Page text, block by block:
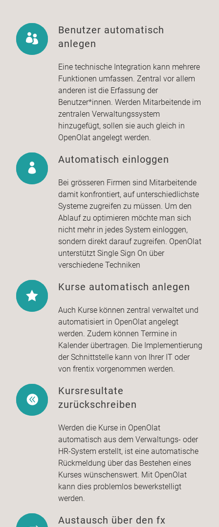
Benutzer automatisch
anlegen
Eine technische Integration kann mehrere
Funktionen umfassen. Zentral vor allem
anderen ist die Erfassung der
Benutzer*innen. Werden Mitarbeitende im
zentralen Verwaltungssystem
hinzugefügt, sollen sie auch gleich in
OpenOlat angelegt werden.
Automatisch einloggen
Bei grösseren Firmen sind Mitarbeitende
damit konfrontiert, auf unterschiedlichste
Systeme zugreifen zu müssen. Um den
Ablauf zu optimieren möchte man sich
nicht mehr in jedes System einloggen,
sondern direkt darauf zugreifen. OpenOlat
unterstützt Single Sign On über
verschiedene Techniken
Kurse automatisch anlegen
Auch Kurse können zentral verwaltet und
automatisiert in OpenOlat angelegt
werden. Zudem können Termine in
Kalender übertragen. Die Implementierung
der Schnittstelle kann von Ihrer IT oder
von frentix vorgenommen werden.
Kursresultate
zurückschreiben
Werden die Kurse in OpenOlat
automatisch aus dem Verwaltungs- oder
HR-System erstellt, ist eine automatische
Rückmeldung über das Bestehen eines
Kurses wünschenswert. Mit OpenOlat
kann dies problemlos bewerkstelligt
werden.
Austausch über den fx